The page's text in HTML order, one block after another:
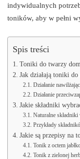
indywidualnych
toników, aby w pełni
Spis treści
Toniki do twarzy
Jak działają toniki do
Działanie
Działanie
Jakie składniki
Naturalne
Przykłady
Jakie są przepisy na
Tonik z octem
Tonik z zielonej